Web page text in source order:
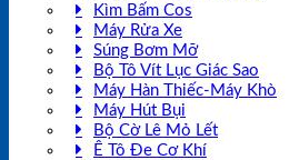
Kìm Bấm Cos
Máy Rửa Xe
Súng Bơm Mỡ
Bộ Tô Vít Lục Giác Sao
Máy Hàn Thiếc-Máy Khò
Máy Hút Bụi
Bộ Cờ Lê Mỏ Lết
Ê Tô Đe Cơ Khí